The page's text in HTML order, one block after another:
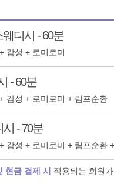
디시 - 60분
감성 + 로미로미
- 60분
감성 + 로미로미 + 림프순환
시 - 70분
감성 + 로미로미 + 림프순환
현금 결제 시
적용되는 회원